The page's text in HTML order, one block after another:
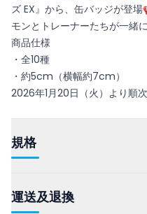
ズ EX』から、缶バッジが登
モンとトレーナーたちが一緒
商品仕様
・全10種
・約5cm（横幅約7cm）
2026年1月20日（火）より順
規格
運送及退換